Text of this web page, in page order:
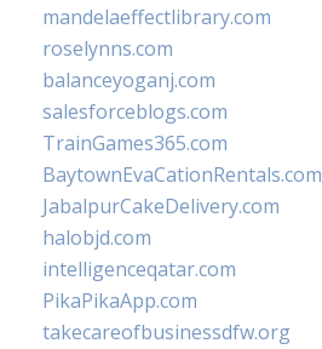
mandelaeffectlibrary.com
roselynns.com
balanceyoganj.com
salesforceblogs.com
TrainGames365.com
BaytownEvaCationRentals.com
JabalpurCakeDelivery.com
halobjd.com
intelligenceqatar.com
PikaPikaApp.com
takecareofbusinessdfw.org